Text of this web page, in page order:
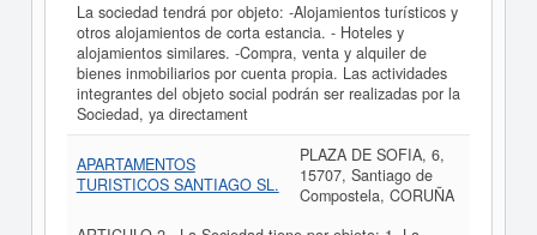
La sociedad tendrá por objeto: -Alojamientos turísticos y
otros alojamientos de corta estancia. - Hoteles y
alojamientos similares. -Compra, venta y alquiler de
bienes inmobiliarios por cuenta propia. Las actividades
integrantes del objeto social podrán ser realizadas por la
Sociedad, ya directament
APARTAMENTOS
TURISTICOS SANTIAGO SL.
PLAZA DE SOFIA, 6,
15707, Santiago de
Compostela, CORUÑA